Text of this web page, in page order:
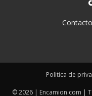
Politica de
© 2026 | Encamion.com |